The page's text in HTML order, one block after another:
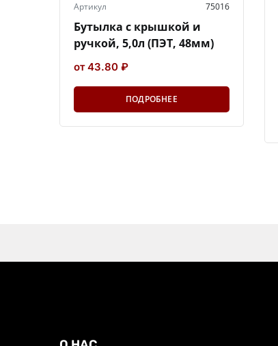
Артикул 75016
Бутылка с крышкой и
ручкой, 5,0л (ПЭТ, 48мм)
от 43.80 ₽
ПОДРОБНЕЕ